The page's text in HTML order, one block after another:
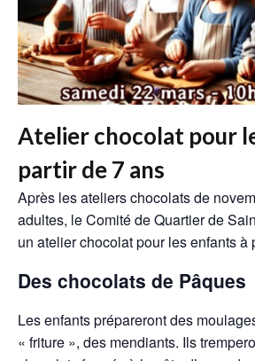
Atelier chocolat pour
partir de 7 ans
Après les ateliers chocolats de
adultes, le Comité de Quartier de
un atelier chocolat pour les enfants à
Des chocolats de Pâques
Les enfants prépareront des
« friture », des mendiants. Ils